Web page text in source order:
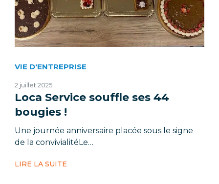
VIE D'ENTREPRISE
2 juillet 2025
Loca Service souffle ses 44
bougies !
Une journée anniversaire placée sous le signe
de la convivialitéLe…
LIRE LA SUITE